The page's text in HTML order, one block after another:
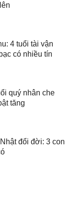
4 tuổi tài vận
có nhiều tín
quý nhân che
tăng
đổi đời: 3 con